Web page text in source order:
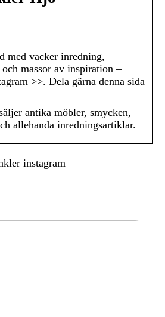
med vacker inredning,
massor av inspiration –
>>. Dela gärna denna sida
antika möbler, smycken,
allehanda inredningsartiklar.
instagram